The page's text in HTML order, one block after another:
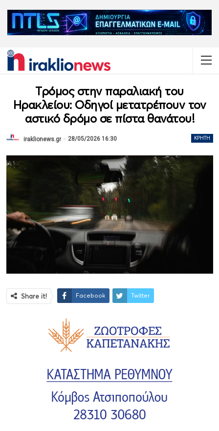
Τρόμος στην παραλιακή του
Ηρακλείου: Οδηγοί μετατρέπουν τον
αστικό δρόμο σε πίστα θανάτου!
ΚΡΉΤΗ
iraklionews.gr 28/05/2026 16:30
Share it! Facebook Twitter